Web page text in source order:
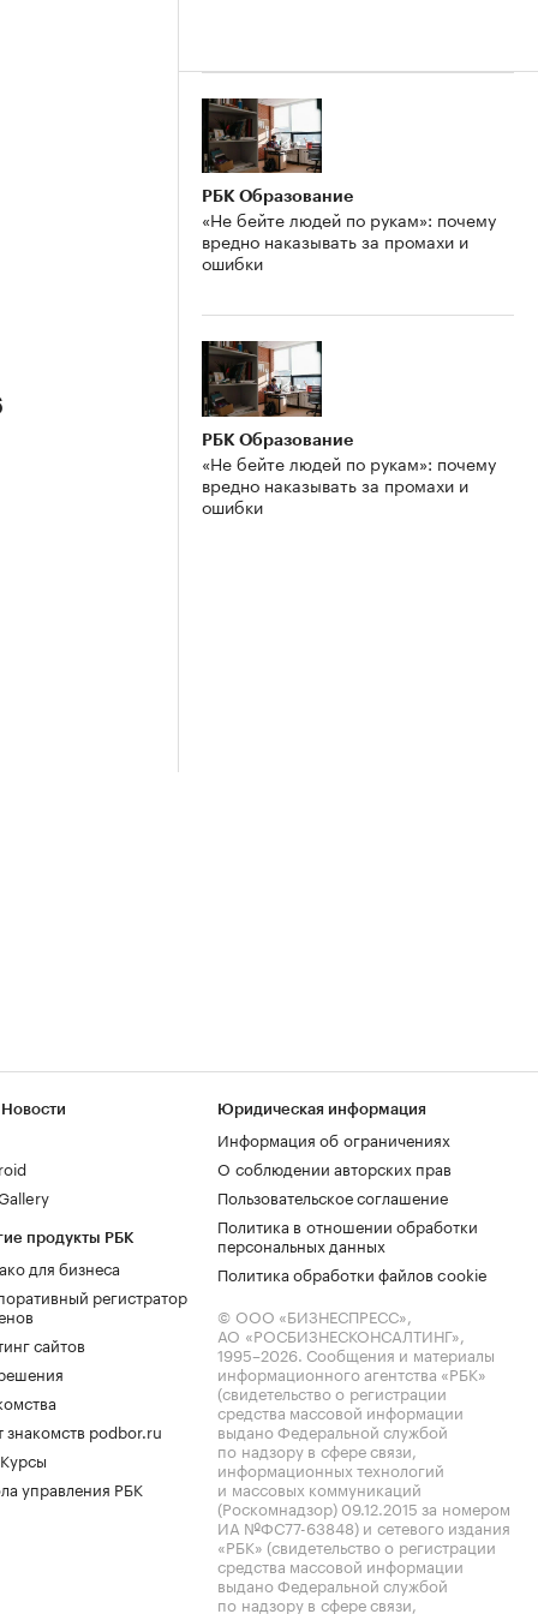
РБК Образование
«Не бейте людей по рукам»: почему
вредно наказывать за промахи и
ошибки
РБК Образование
«Не бейте людей по рукам»: почему
вредно наказывать за промахи и
ошибки
продукты РБК
для бизнеса
регистратор
сайтов
знакомств podbor.ru
управления РБК
Юридическая информация
Информация об ограничениях
О соблюдении авторских прав
Пользовательское соглашение
Политика в отношении обработки
персональных данных
Политика обработки файлов cookie
© ООО «БИЗНЕСПРЕСС»,
АО «РОСБИЗНЕСКОНСАЛТИНГ»,
1995–2026. Сообщения и материалы
информационного агентства «РБК»
(свидетельство о регистрации
средства массовой информации
выдано Федеральной службой
по надзору в сфере связи,
информационных технологий
и массовых коммуникаций
(Роскомнадзор) 09.12.2015 за номером
ИА №ФС77-63848) и сетевого издания
«РБК» (свидетельство о регистрации
средства массовой информации
выдано Федеральной службой
по надзору в сфере связи,